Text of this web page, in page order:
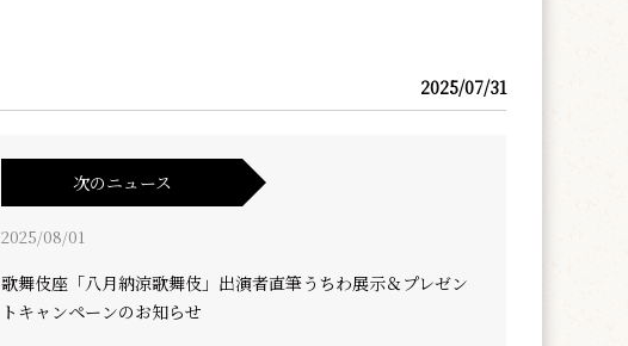
2025/07/31
次のニュース
2025/08/01
歌舞伎座「八月納涼歌舞伎」出演者直筆うちわ展示＆プレゼン
トキャンペーンのお知らせ